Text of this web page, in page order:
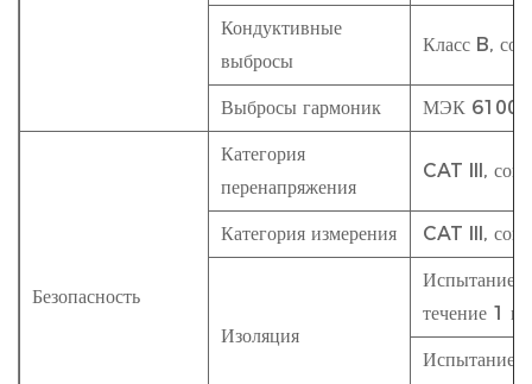
Кондуктивные
выбросы
Класс B,
Выбросы гармоник МЭК
Безопасность
Категория
перенапряжения
CAT III,
Категория измерения CAT III,
Изоляция
Испытание
течение 1
Испытание